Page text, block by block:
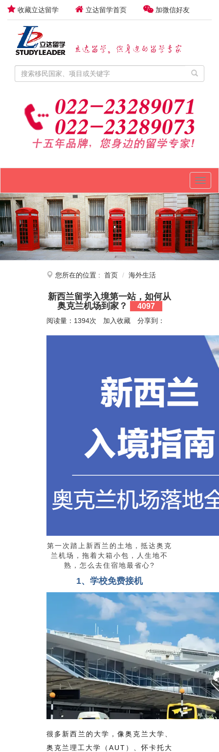
收藏立达留学 立达留学首页 加微信好友
您所在的位置 : 首页 海外生活
新西兰留学入境第一站，如何从
奥克兰机场到家？
4097
阅读量：1394次 加入收藏 分享到：
第一次踏上新西兰的土地，抵达奥克
兰机场，拖着大箱小包，人生地不
熟，怎么去住宿地最省心?
1、学校免费接机
很多新西兰的大学，像奥克兰大学、
奥克兰理工大学（AUT）、怀卡托大